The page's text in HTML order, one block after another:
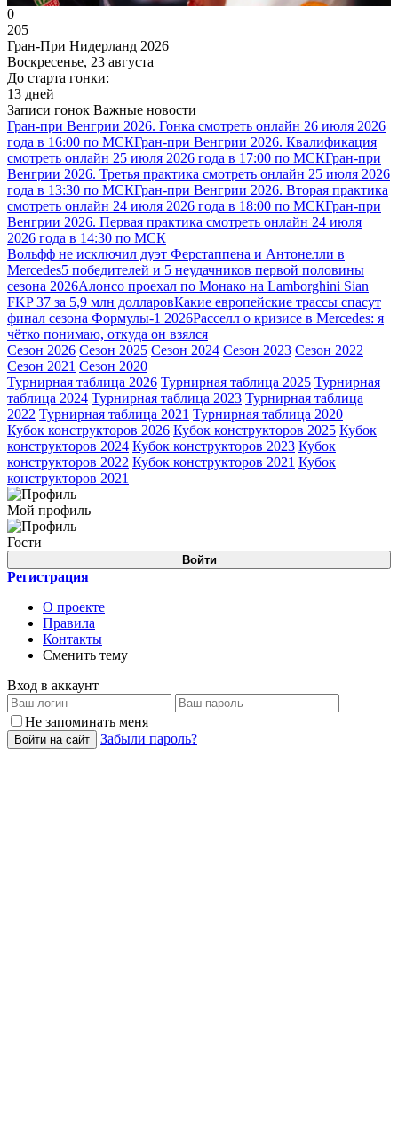
0
205
Гран-При Нидерланд 2026
Воскресенье, 23 августа
До старта гонки:
13 дней
Записи гонок Важные новости
Гран-при Венгрии 2026. Гонка смотреть онлайн 26 июля 2026
года в 16:00 по МСКГран-при Венгрии 2026. Квалификация
смотреть онлайн 25 июля 2026 года в 17:00 по МСКГран-при
Венгрии 2026. Третья практика смотреть онлайн 25 июля 2026
года в 13:30 по МСКГран-при Венгрии 2026. Вторая практика
смотреть онлайн 24 июля 2026 года в 18:00 по МСКГран-при
Венгрии 2026. Первая практика смотреть онлайн 24 июля
2026 года в 14:30 по МСК
Вольфф не исключил дуэт Ферстаппена и Антонелли в
Mercedes5 победителей и 5 неудачников первой половины
сезона 2026Алонсо проехал по Монако на Lamborghini Sian
FKP 37 за 5,9 млн долларовКакие европейские трассы спасут
финал сезона Формулы-1 2026Расселл о кризисе в Mercedes: я
чётко понимаю, откуда он взялся
Сезон 2026 Сезон 2025 Сезон 2024 Сезон 2023 Сезон 2022
Сезон 2021 Сезон 2020
Турнирная таблица 2026 Турнирная таблица 2025 Турнирная
таблица 2024 Турнирная таблица 2023 Турнирная таблица
2022 Турнирная таблица 2021 Турнирная таблица 2020
Кубок конструкторов 2026 Кубок конструкторов 2025 Кубок
конструкторов 2024 Кубок конструкторов 2023 Кубок
конструкторов 2022 Кубок конструкторов 2021 Кубок
конструкторов 2021
Мой профиль
Гости
Войти
Регистрация
О проекте
Правила
Контакты
Сменить тему
Вход в аккаунт
Не запоминать меня
Войти на сайт Забыли пароль?